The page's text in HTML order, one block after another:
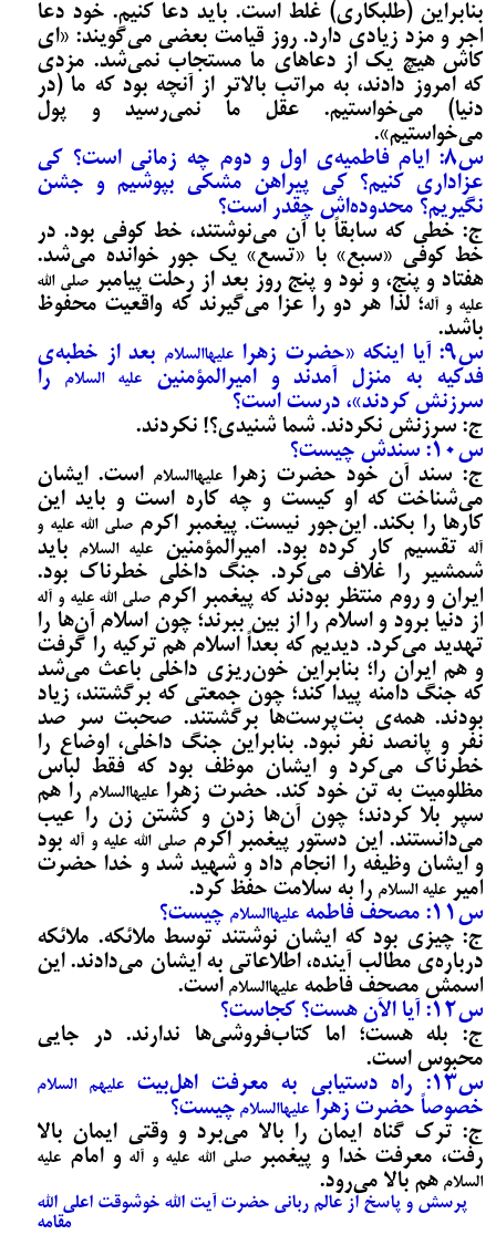
بنابراین (طلبکاری) غلط است. باید دعا کنیم. خود دعا
اجر و مزد زیادی دارد. روز قیامت بعضی می‌‌گویند: «ای
کاش هیچ یک از دعاهای ما مستجاب نمی‌شد. مزدی
که امروز دادند، به مراتب بالاتر از آنچه بود که ما (در
دنیا) می‌‌خواستیم. عقل ما نمی‌رسید و پول
می‌‌خواستیم».
س8: ایام فاطمیه‌ی اول و دوم چه زمانی است؟ کی
عزاداری کنیم؟ کی پیراهن مشکی بپوشیم و جشن
نگیریم؟ محدوده‌اش چقدر است؟
ج: خطی که سابقاً با آن می‌‌نوشتند، خط کوفی بود. در
خط کوفی «سبع» با «تسع» یک جور خوانده می‌‌شد.
هفتاد و پنج، و نود و پنج روز بعد از رحلت پیامبرصلی الله
علیه و آله؛ لذا هر دو را عزا می‌‌گیرند که واقعیت محفوظ
باشد.
س9: آیا اینکه «حضرت زهرا
علیهاالسلام بعد از خطبه‌ی
فدکیه به منزل آمدند و امیرالمؤمنینعلیه السلام
را
سرزنش کردند»، درست است؟
ج: سرزنش نکردند. شما شنیدی؟! نکردند.
س10: سندش چیست؟
ج: سند آن خود حضرت زهراعلیهاالسلام است. ایشان
می‌‌شناخت که او کیست و چه کاره است و باید این
کار‌ها را بکند. این‌جور نیست. پیغمبر اکرمصلی الله علیه و
آله
تقسیم کار کرده بود. امیرالمؤمنین علیه السلام
باید
شمشیر را غلاف می‌‌کرد. جنگ داخلی خطرناک بود.
ایران و روم منتظر بودند که پیغمبر اکرم صلی الله علیه و آله
از دنیا برود و اسلام را از بین ببرند؛ چون اسلام آن‌ها را
تهدید می‌‌کرد. دیدیم که بعداً اسلام هم ترکیه را گرفت
و هم ایران را؛ بنابراین خون‌ریزی داخلی باعث می‌‌شد
که جنگ دامنه پیدا کند؛ چون جمعتی که برگشتند، زیاد
بودند. همه‌ی بت‌پرست‌‌ها برگشتند. صحبت سر صد
نفر و پانصد نفر نبود. بنابراین جنگ داخلی، اوضاع را
خطرناک می‌‌کرد و ایشان موظف بود که فقط لباس
مظلومیت به تن خود کند. حضرت زهراعلیهاالسلام را هم
سپر بلا کردند؛ چون آن‌ها زدن و کشتن زن را عیب
می‌‌دانستند. این دستور پیغمبر اکرمصلی الله علیه و آله بود
و ایشان وظیفه را انجام داد و شهید شد و خدا حضرت
امیر علیه السلام را به سلامت حفظ کرد.
س11: مصحف فاطمه
علیهاالسلام چیست؟
ج: چیزی بود که ایشان نوشتند توسط ملائکه. ملائکه
درباره‌ی مطالب آینده، اطلاعاتی به ایشان می‌‌دادند. این
اسمش مصحف فاطمه علیهاالسلام است.
س12: آیا الآن هست؟ کجاست؟
ج: بله هست؛ اما کتاب‌فروشی‌‌ها ندارند. در جایی
محبوس است.
س13: راه دستیابی به معرفت اهل‌بیت
علیهم السلام
خصوصاً حضرت زهرا علیهاالسلام چیست؟
ج: ترک گناه ایمان را بالا می‌‌برد و وقتی ایمان بالا
رفت، معرفت خدا و پیغمبرصلی الله علیه و آله و امام علیه
السلام هم بالا می‌‌رود.
پرسش و پاسخ از عالم ربانی حضرت آیت الله خوشوقت اعلی الله
مقامه